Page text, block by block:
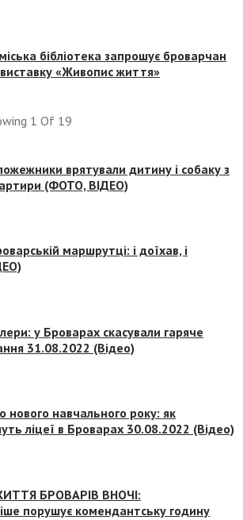
бібліотека запрошує броварчан
«Живопис життя»
1 Of 19
врятували дитину і собаку з
(ФОТО, ВІДЕО)
маршрутці: і доїхав, і
у Броварах скасували гаряче
31.08.2022 (Відео)
нового навчального року: як
ліцеї в Броварах 30.08.2022 (Відео)
БРОВАРІВ ВНОЧІ:
порушує комендантську годину